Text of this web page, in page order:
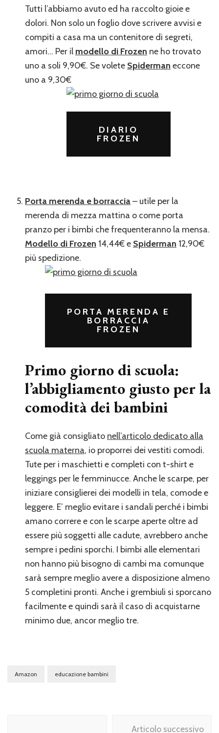
Tutti l’abbiamo avuto ed ha raccolto gioie e
dolori. Non solo un foglio dove scrivere avvisi e
compiti a casa ma un contenitore di segreti,
amori… Per il modello di Frozen ne ho trovato
uno a soli 9,90€. Se volete Spiderman eccone
uno a 9,30€
DIARIO
FROZEN
Porta merenda e borraccia– utile per la
merenda di mezza mattina o come porta
pranzo per i bimbi che frequenteranno la mensa.
Modello di Frozen 14,44€ e Spiderman 12,90€
più spedizione.
PORTA MERENDA E
BORRACCIA
FROZEN
Primo giorno di scuola:
l’abbigliamento giusto per la
comodità dei bambini
Come già consigliato nell’articolo dedicato alla
scuola materna, io proporrei dei vestiti comodi.
Tute per i maschietti e completi con t-shirt e
leggings per le femminucce. Anche le scarpe, per
iniziare consiglierei dei modelli in tela, comode e
leggere. E’ meglio evitare i sandali perché i bimbi
amano correre e con le scarpe aperte oltre ad
essere più soggetti alle cadute, avrebbero anche
sempre i pedini sporchi. I bimbi alle elementari
non hanno più bisogno di cambi ma comunque
sarà sempre meglio avere a disposizione almeno
5 completini pronti. Anche i grembiuli si sporcano
facilmente e quindi sarà il caso di acquistarne
minimo due, ancor meglio tre.
Amazon educazione bambini
Articolo successivo